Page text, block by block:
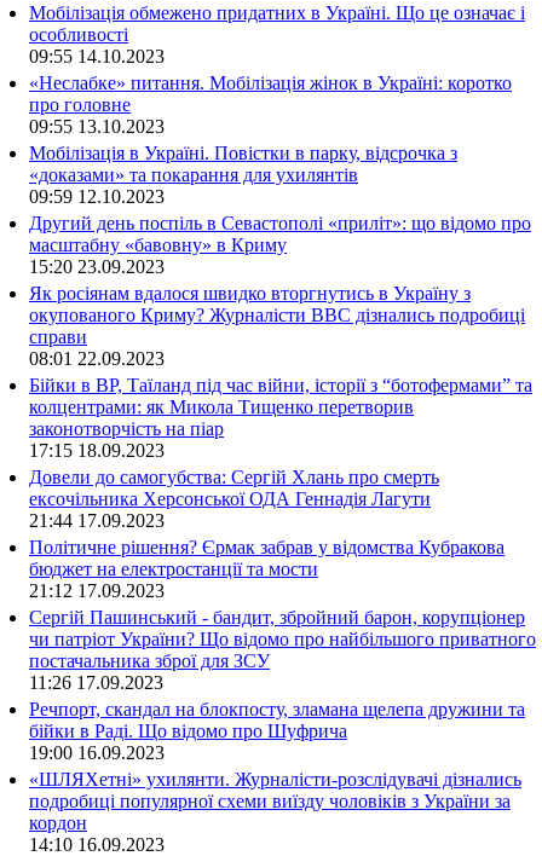
Мобілізація обмежено придатних в Україні. Що це означає і
особливості
09:55 14.10.2023
«Неслабке» питання. Мобілізація жінок в Україні: коротко
про головне
09:55 13.10.2023
Мобілізація в Україні. Повістки в парку, відсрочка з
«доказами» та покарання для ухилянтів
09:59 12.10.2023
Другий день поспіль в Севастополі «приліт»: що відомо про
масштабну «бавовну» в Криму
15:20 23.09.2023
Як росіянам вдалося швидко вторгнутись в Україну з
окупованого Криму? Журналісти ВВС дізнались подробиці
справи
08:01 22.09.2023
Бійки в ВР, Таїланд під час війни, історії з “ботофермами” та
колцентрами: як Микола Тищенко перетворив
законотворчість на піар
17:15 18.09.2023
Довели до самогубства: Сергій Хлань про смерть
ексочільника Херсонської ОДА Геннадія Лагути
21:44 17.09.2023
Політичне рішення? Єрмак забрав у відомства Кубракова
бюджет на електростанції та мости
21:12 17.09.2023
Сергій Пашинський - бандит, збройний барон, корупціонер
чи патріот України? Що відомо про найбільшого приватного
постачальника зброї для ЗСУ
11:26 17.09.2023
Речпорт, скандал на блокпосту, зламана щелепа дружини та
бійки в Раді. Що відомо про Шуфрича
19:00 16.09.2023
«ШЛЯХетні» ухилянти. Журналісти-розслідувачі дізнались
подробиці популярної схеми виїзду чоловіків з України за
кордон
14:10 16.09.2023